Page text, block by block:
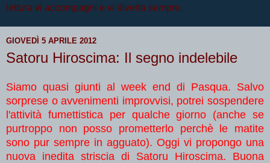
lettura vi accompagni e vi diverta sempre.
GIOVEDÌ 5 APRILE 2012
Satoru Hiroscima: Il segno indelebile
Siamo quasi giunti al week end di Pasqua. Salvo
sorprese o avvenimenti improvvisi, potrei sospendere
l'attività fumettistica per qualche giorno (anche se
purtroppo non posso prometterlo perchè le matite
sono pur sempre in agguato). Oggi vi propongo una
nuova inedita striscia di Satoru Hiroscima. Buona